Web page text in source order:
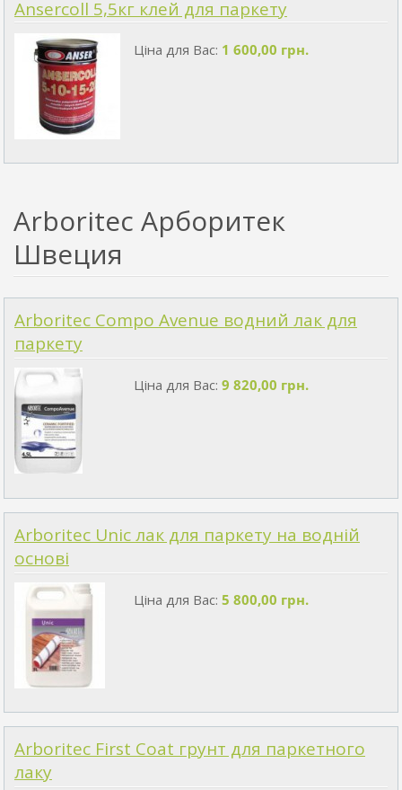
Ansercoll 5,5кг клей для паркету
Ціна для Вас: 1 600,00 грн.
Arboritec Арборитек
Швеция
Arboritec Compo Avenue водний лак для
паркету
Ціна для Вас: 9 820,00 грн.
Arboritec Unic лак для паркету на водній
основі
Ціна для Вас: 5 800,00 грн.
Arboritec First Coat грунт для паркетного
лаку